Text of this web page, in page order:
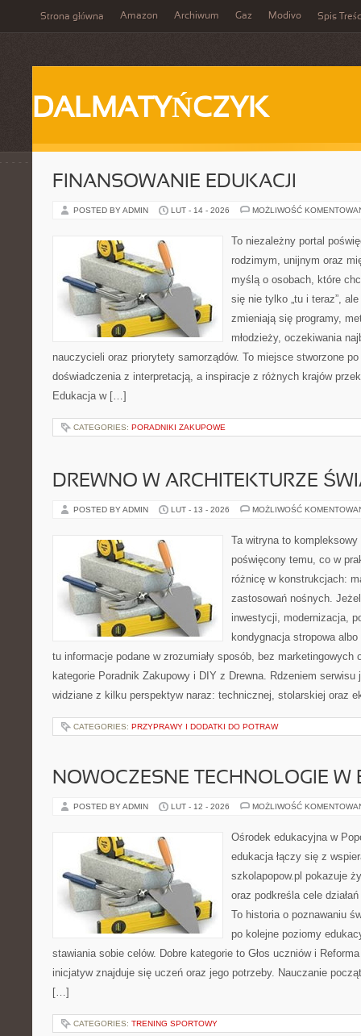
Strona główna Amazon Archiwum Gaz Modivo Spis
DALMATYŃCZYK
FINANSOWANIE EDUKACJI
POSTED BY ADMIN LUT - 14 - 2026 MOŻLIWOŚĆ
To niezależny portal
rodzimym, unijnym oraz
myślą o osobach, które
się nie tylko „tu i teraz”,
zmieniają się programy,
młodzieży, oczekiwania
nauczycieli oraz priorytety samorządów. To miejsce stworzone
doświadczenia z interpretacją, a inspiracje z różnych krajów
Edukacja w […]
CATEGORIES: PORADNIKI ZAKUPOWE
DREWNO W ARCHITEKTURZE
POSTED BY ADMIN LUT - 13 - 2026 MOŻLIWOŚĆ
Ta witryna to
poświęcony temu, co w
różnicę w konstrukcjach:
zastosowań nośnych.
inwestycji, modernizacja,
kondygnacja stropowa
tu informacje podane w zrozumiały sposób, bez marketingowych
kategorie Poradnik Zakupowy i DIY z Drewna. Rdzeniem serwisu
widziane z kilku perspektyw naraz: technicznej, stolarskiej oraz
CATEGORIES: PRZYPRAWY I DODATKI DO POTRAW
NOWOCZESNE TECHNOLOGIE W
POSTED BY ADMIN LUT - 12 - 2026 MOŻLIWOŚĆ
Ośrodek edukacyjna w
edukacja łączy się z
szkolapopow.pl pokazuje
oraz podkreśla cele
To historia o poznawaniu
po kolejne poziomy
stawiania sobie celów. Dobre kategorie to Głos uczniów i
inicjatyw znajduje się uczeń oraz jego potrzeby. Nauczanie
[…]
CATEGORIES: TRENING SPORTOWY